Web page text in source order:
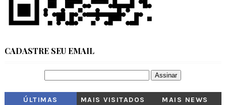
CADASTRE SEU EMAIL
ÚLTIMAS MAIS VISITADOS MAIS NEWS